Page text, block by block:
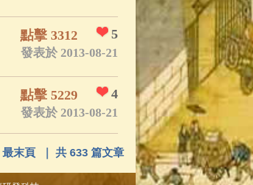
5
點擊 3312
發表於 2013-08-21
4
點擊 5229
發表於 2013-08-21
最末頁 ｜ 共 633 篇文章